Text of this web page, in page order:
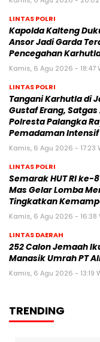
LINTAS POLRI
Kapolda Kalteng
Ansor Jadi Garda
Pencegahan
Kamis, 6 Agu 2026 - 18:47
LINTAS POLRI
Tangani Karhutla di
Gustaf Erang,
Polresta Palangka
Pemadaman Intensif
Kamis, 6 Agu 2026 - 17:23
LINTAS POLRI
Semarak HUT RI ke-
Mas Gelar Lomba
Tingkatkan
Kamis, 6 Agu 2026 - 16:38
LINTAS DAERAH
252 Calon Jemaah
Manasik Umrah PT
Kamis, 6 Agu 2026 - 13:19
TRENDING